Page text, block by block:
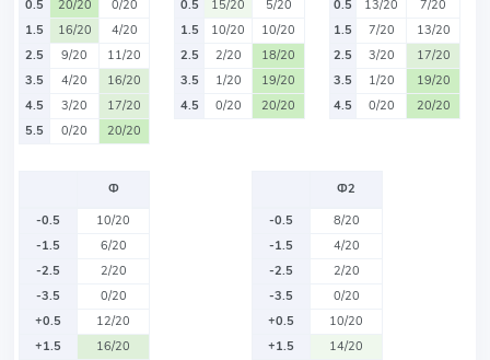
0.5
20/20
0/20
1.5
16/20
4/20
2.5
9/20
11/20
3.5
4/20
16/20
4.5
3/20
17/20
5.5
0/20 20/20
0.5
15/20
5/20
1.5
10/20
10/20
2.5
2/20
18/20
3.5
1/20
19/20
4.5
0/20 20/20
0.5
13/20
7/20
1.5
7/20
13/20
2.5
3/20
17/20
3.5
1/20
19/20
4.5
0/20 20/20
Ф
-0.5
10/20
-1.5
6/20
-2.5
2/20
-3.5
0/20
+0.5
12/20
+1.5
16/20
Ф2
-0.5
8/20
-1.5
4/20
-2.5
2/20
-3.5
0/20
+0.5
10/20
+1.5
14/20